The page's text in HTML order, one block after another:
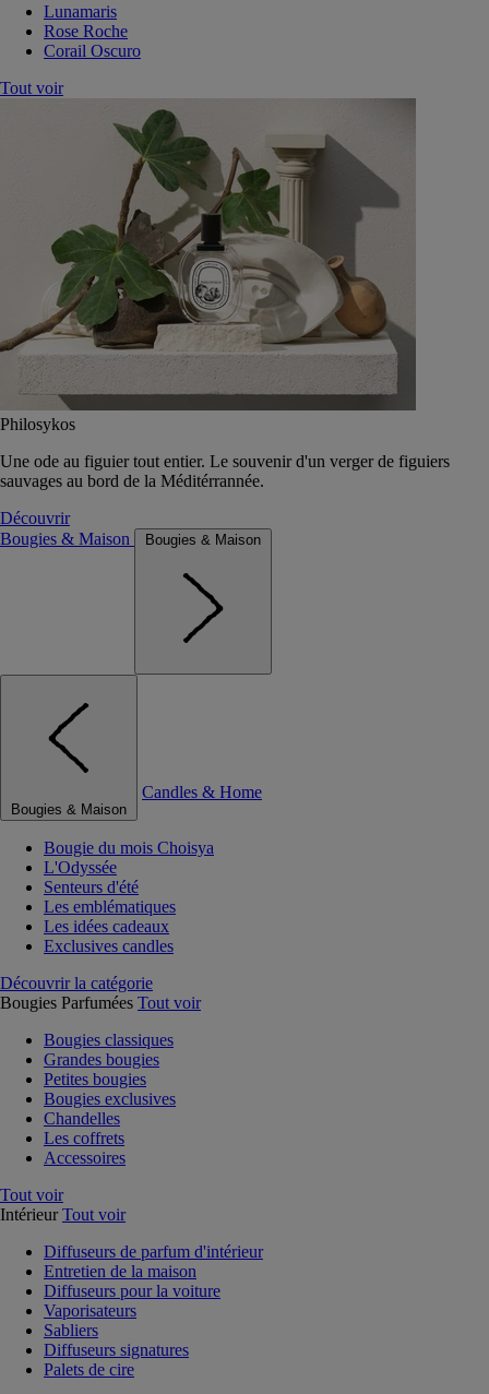
Lunamaris
Rose Roche
Corail Oscuro
Tout voir
Philosykos
Une ode au figuier tout entier. Le souvenir d'un verger de figuiers
sauvages au bord de la Méditérrannée.
Découvrir
Bougies & Maison
Bougies & Maison
Bougies & Maison
Candles & Home
Bougie du mois Choisya
L'Odyssée
Senteurs d'été
Les emblématiques
Les idées cadeaux
Exclusives candles
Découvrir la catégorie
Bougies Parfumées Tout voir
Bougies classiques
Grandes bougies
Petites bougies
Bougies exclusives
Chandelles
Les coffrets
Accessoires
Tout voir
Intérieur Tout voir
Diffuseurs de parfum d'intérieur
Entretien de la maison
Diffuseurs pour la voiture
Vaporisateurs
Sabliers
Diffuseurs signatures
Palets de cire